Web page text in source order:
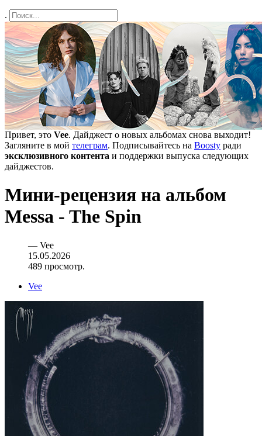
.
Привет, это Vee. Дайджест о новых альбомах снова выходит!
Загляните в мой телеграм. Подписывайтесь на Boosty ради
эксклюзивного контента и поддержки выпуска следующих
дайджестов.
Мини-рецензия на альбом
Messa - The Spin
— Vee
15.05.2026
489 просмотр.
Vee